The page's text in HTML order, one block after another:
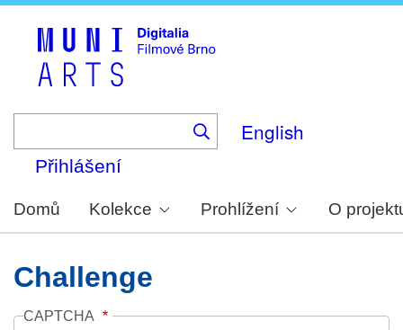
English
Přihlášení
Domů Kolekce Prohlížení O
Challenge
CAPTCHA